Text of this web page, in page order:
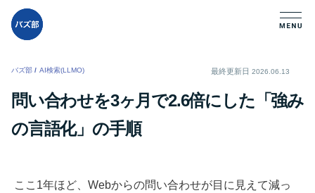
バズ部 / AI検索(LLMO) 最終更新日 2026.06.13
問い合わせを3ヶ月で2.6倍にした「強み
の言語化」の手順
ここ1年ほど、Webからの問い合わせが目に見えて減っ